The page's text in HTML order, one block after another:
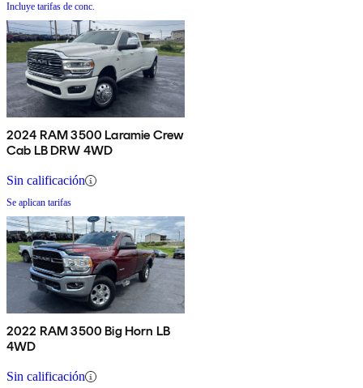
Incluye tarifas de conc.
2024 RAM 3500 Laramie Crew
Cab LB DRW 4WD
Sin calificación
Se aplican tarifas
2022 RAM 3500 Big Horn LB
4WD
Sin calificación